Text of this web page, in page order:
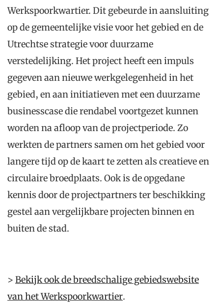
Werkspoorkwartier. Dit gebeurde in aansluiting
op de gemeentelijke visie voor het gebied en de
Utrechtse strategie voor duurzame
verstedelijking. Het project heeft een impuls
gegeven aan nieuwe werkgelegenheid in het
gebied, en aan initiatieven met een duurzame
businesscase die rendabel voortgezet kunnen
worden na afloop van de projectperiode. Zo
werkten de partners samen om het gebied voor
langere tijd op de kaart te zetten als creatieve en
circulaire broedplaats. Ook is de opgedane
kennis door de projectpartners ter beschikking
gestel aan vergelijkbare projecten binnen en
buiten de stad.
> Bekijk ook de breedschalige gebiedswebsite
van het Werkspoorkwartier.